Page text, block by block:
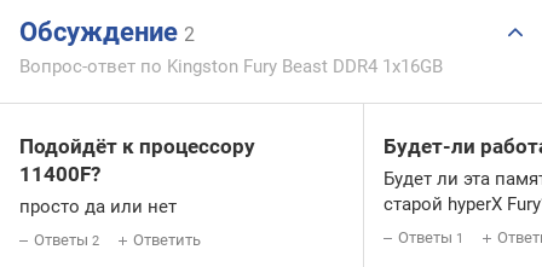
Обсуждение 2
Вопрос-ответ по Kingston Fury Beast DDR4 1x16GB
Подойдёт к процессору
11400F?
просто да или нет
Ответы 2 Ответить
Будет-ли
Будет ли эта
старой hyperX
Ответы 1